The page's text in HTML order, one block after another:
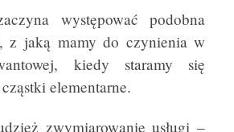
występować podobna
z jaką mamy do czynienia w
kiedy staramy się
elementarne.
zwymiarowanie usługi –